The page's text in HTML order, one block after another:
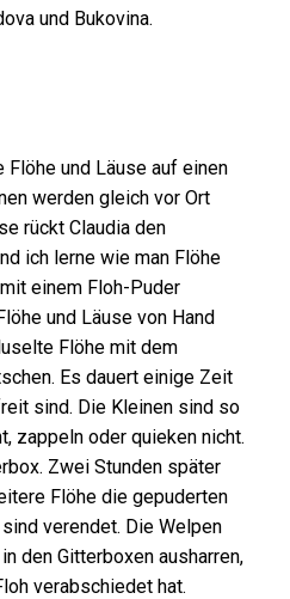
und Bukovina.
und Läuse auf einen
werden gleich vor Ort
rückt Claudia den
ich lerne wie man Flöhe
einem Floh-Puder
und Läuse von Hand
Flöhe mit dem
Es dauert einige Zeit
sind. Die Kleinen sind so
zappeln oder quieken nicht.
Zwei Stunden später
Flöhe die gepuderten
verendet. Die Welpen
den Gitterboxen ausharren,
verabschiedet hat.